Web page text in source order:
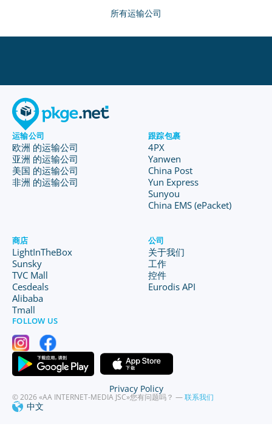
所有运输公司
运输公司
欧洲 的运输公司
亚洲 的运输公司
美国 的运输公司
非洲 的运输公司
跟踪包裹
4PX
Yanwen
China Post
Yun Express
Sunyou
China EMS (ePacket)
商店
LightInTheBox
Sunsky
TVC Mall
Cesdeals
Alibaba
Tmall
公司
关于我们
工作
控件
Eurodis API
FOLLOW US
© 2026 «AA INTERNET-MEDIA JSC»您有问题吗？ —联系我们
中文
Privacy Policy